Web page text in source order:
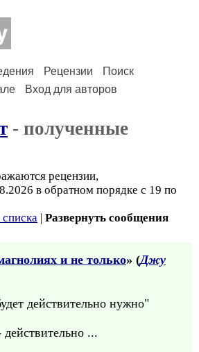
Рецензии
Поиск
Вход для авторов
- полученные
рецензии,
в обратном порядке с 19 по
| Развернуть сообщения
и не только» (Джу
действительно нужно"
...